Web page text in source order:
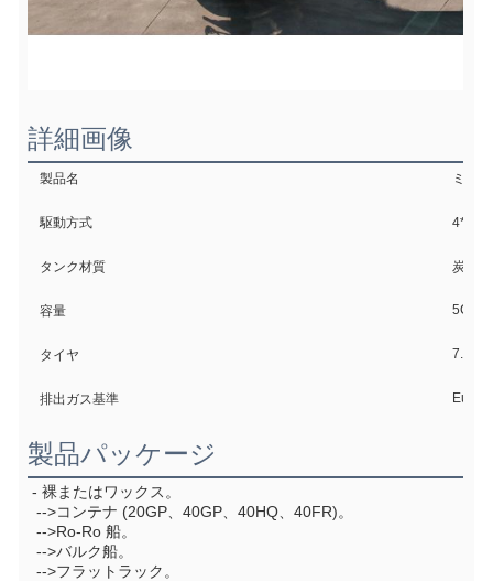
詳細画像
製品名 ミキ
駆動方式 4*2
タンク材質 炭素鋼
容量 5CBM
タイヤ
排出ガス基準 Euro6
製品パッケージ
- 裸またはワックス。
-->コンテナ (20GP、40GP、40HQ、40FR)。
-->Ro-Ro 船。
-->バルク船。
-->フラットラック。